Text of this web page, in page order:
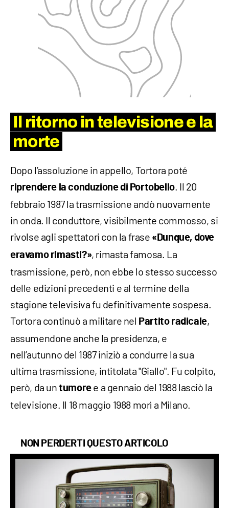
Il ritorno in televisione e la
morte
Dopo l’assoluzione in appello, Tortora poté
riprendere la conduzione di Portobello. Il 20
febbraio 1987 la trasmissione andò nuovamente
in onda. Il conduttore, visibilmente commosso, si
rivolse agli spettatori con la frase «Dunque, dove
eravamo rimasti?», rimasta famosa. La
trasmissione, però, non ebbe lo stesso successo
delle edizioni precedenti e al termine della
stagione televisiva fu definitivamente sospesa.
Tortora continuò a militare nel Partito radicale,
assumendone anche la presidenza, e
nell’autunno del 1987 iniziò a condurre la sua
ultima trasmissione, intitolata "Giallo". Fu colpito,
però, da untumoree a gennaio del 1988 lasciò la
televisione. Il 18 maggio 1988 morì a Milano.
NON PERDERTI QUESTO ARTICOLO